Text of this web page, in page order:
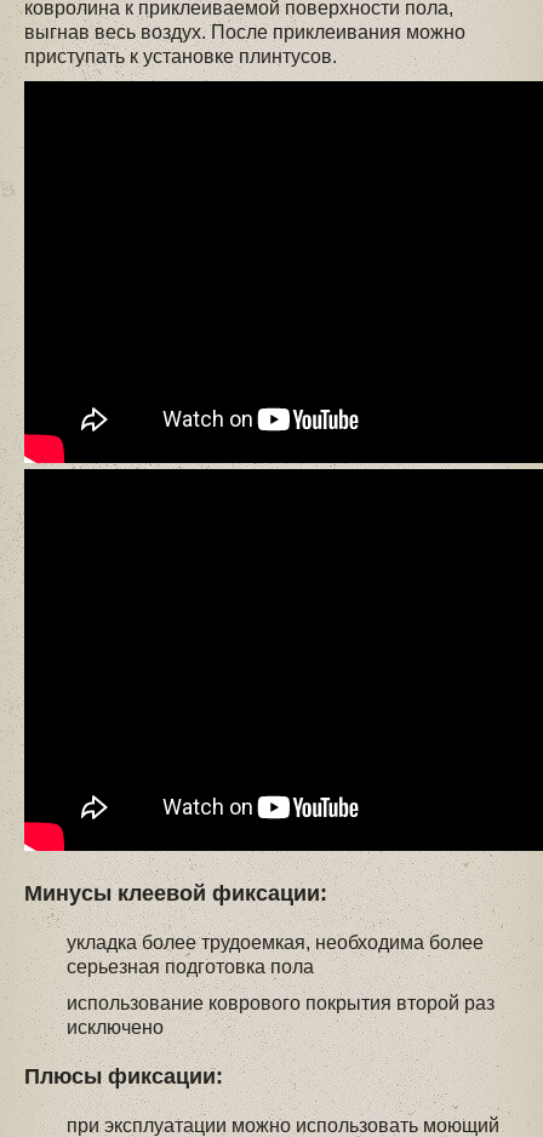
ковролина к приклеиваемой поверхности пола,
выгнав весь воздух. После приклеивания можно
приступать к установке плинтусов.
Минусы клеевой фиксации:
укладка более трудоемкая, необходима более
серьезная подготовка пола
использование коврового покрытия второй раз
исключено
Плюсы фиксации:
при эксплуатации можно использовать моющий